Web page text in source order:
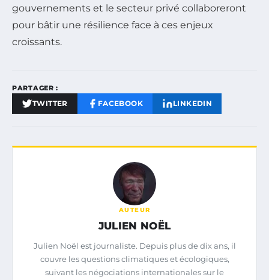
gouvernements et le secteur privé collaboreront
pour bâtir une résilience face à ces enjeux
croissants.
PARTAGER :
TWITTER FACEBOOK LINKEDIN
AUTEUR
JULIEN NOËL
Julien Noël est journaliste. Depuis plus de dix ans, il
couvre les questions climatiques et écologiques,
suivant les négociations internationales sur le